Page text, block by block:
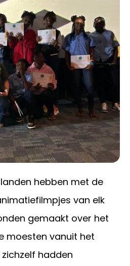
hebben met de
van elk
gemaakt over het
moesten vanuit het
hadden